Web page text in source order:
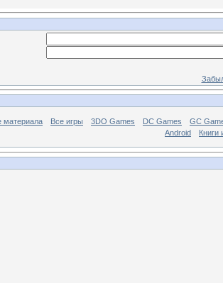
материала Все игры 3DO Games DC Games
GC
Android
Книги